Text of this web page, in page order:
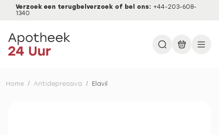
Verzoek een terugbelverzoek of bel ons: +44-203-608-
1340
Home / Antidepressiva / Elavil